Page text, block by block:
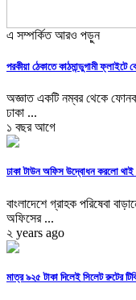
এ সম্পর্কিত আরও পড়ুন
পরকীয়া ঠেকাতে কাঠমান্ডুগামী ফ্লাইটে
অজ্ঞাত একটি নম্বর থেকে
ঢাকা ...
১ বছর আগে
ঢাকা টাউন অফিস উদ্বোধন করলো
বাংলাদেশে গ্রাহক পরিষেবা
অফিসের ...
২ years ago
মাত্র ৯২৫ টাকা দিলেই সিলেট রুটের